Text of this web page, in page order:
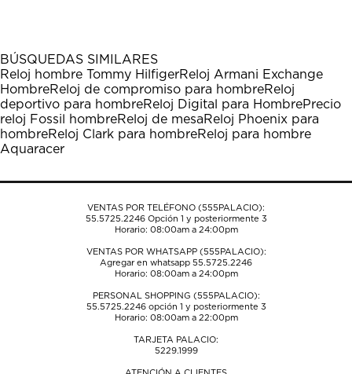
1
estrella
Esta
acción
abrirá
el
formulario
de
estrellas.
Esta
acción
abrirá
el
formulario
de
estrellas.
Esta
acción
abrirá
el
formulario
de
estrellas.
Esta
acción
abrirá
el
formulario
estrellas.
Esta
acción
abrirá
el
formulario
BÚSQUEDAS SIMILARES
Reloj hombre Tommy HilfigerReloj Armani Exchange
HombreReloj de compromiso para hombreReloj
deportivo para hombreReloj Digital para HombrePrecio
reloj Fossil hombreReloj de mesaReloj Phoenix para
hombreReloj Clark para hombreReloj para hombre
Aquaracer
VENTAS POR TELÉFONO (555PALACIO):
55.5725.2246Opción 1 y posteriormente 3
Horario: 08:00am a 24:00pm
VENTAS POR WHATSAPP (555PALACIO):
Agregar en whatsapp 55.5725.2246
Horario: 08:00am a 24:00pm
PERSONAL SHOPPING (555PALACIO):
55.5725.2246opción 1 y posteriormente 3
Horario: 08:00am a 22:00pm
TARJETA PALACIO:
5229.1999